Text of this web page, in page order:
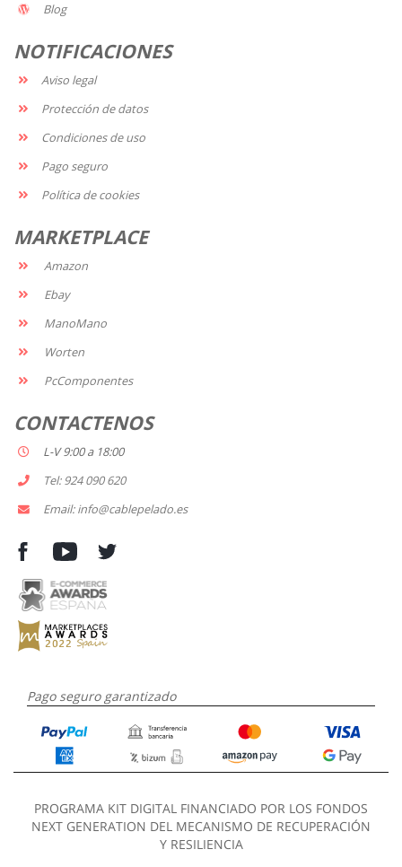
Blog
NOTIFICACIONES
Aviso legal
Protección de datos
Condiciones de uso
Pago seguro
Política de cookies
MARKETPLACE
Amazon
Ebay
ManoMano
Worten
PcComponentes
CONTACTENOS
L-V 9:00 a 18:00
Tel: 924 090 620
Email: info@cablepelado.es
Pago seguro garantizado
PROGRAMA KIT DIGITAL FINANCIADO POR LOS FONDOS
NEXT GENERATION DEL MECANISMO DE RECUPERACIÓN
Y RESILIENCIA